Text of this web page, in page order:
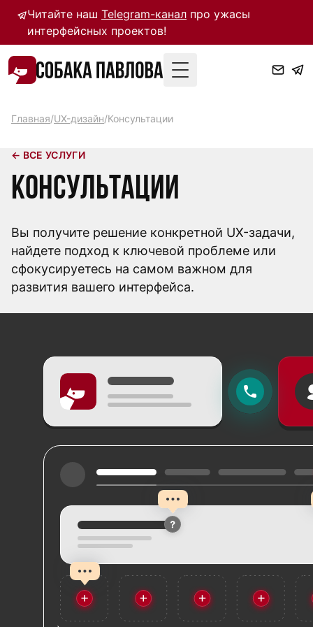
Читайте нашTelegram-канал про ужасы
интерфейсных проектов!
Toggle Menu
Главная/UX-дизайн/Консультации
← ВСЕ УСЛУГИ
Консультации
Вы получите решение конкретной UX-задачи,
найдете подход к ключевой проблеме или
сфокусируетесь на самом важном для
развития вашего интерфейса.